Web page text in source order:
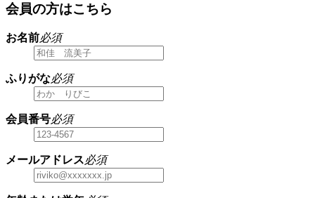
会員の方はこちら
お名前必須
ふりがな必須
会員番号必須
メールアドレス必須